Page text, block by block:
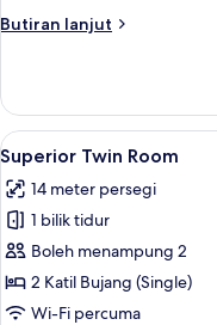
Butiran lanjut
Butiran
Queen
City
View
Lihat
semua
foto
untuk
Superior
Twin
Room
6
Superior Twin Room
14 meter persegi
1 bilik tidur
Boleh menampung 2
2 Katil Bujang (Single)
Wi-Fi percuma